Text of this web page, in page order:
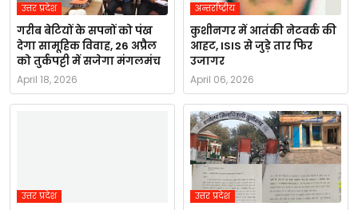
उत्तर प्रदेश
गरीब बेटियों के सपनों को पंख
देगा सामूहिक विवाह, 26 अप्रैल
को तुर्कपट्टी में सजेगा मंगलमंच
April 18, 2026
अन्तर्राष्ट्रीय
कुशीनगर में आतंकी नेटवर्क की
आहट, ISIS से जुड़े तार फिर
उजागर
April 06, 2026
उत्तर प्रदेश उत्तर प्रदेश